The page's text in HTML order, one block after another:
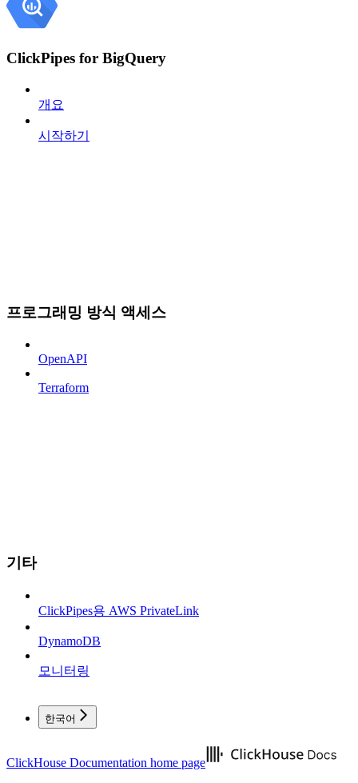
ClickPipes for BigQuery
개요
시작하기
프로그래밍 방식 액세스
OpenAPI
Terraform
기타
ClickPipes용 AWS PrivateLink
DynamoDB
모니터링
한국어
ClickHouse Documentation home page